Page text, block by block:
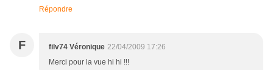
Répondre
F filv74 Véronique 22/04/2009 17:26
Merci pour la vue hi hi !!!